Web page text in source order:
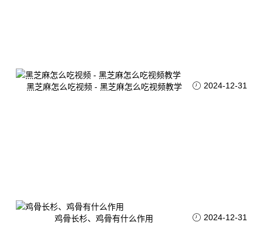
黑芝麻怎么吃视频 - 黑芝麻怎么吃视频教学 2024-12-31
鸡骨长杉、鸡骨有什么作用 2024-12-31